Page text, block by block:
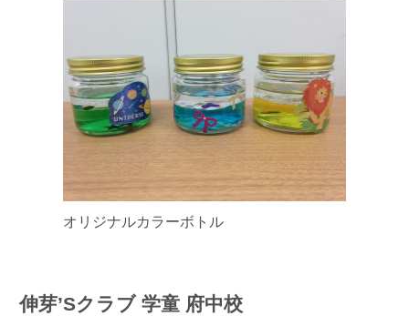
オリジナルカラーボトル
伸芽’Sクラブ 学童 府中校